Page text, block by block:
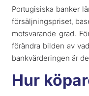
Portugisiska banker
försäljningspriset,
motsvarande grad.
förändra bilden av
bankvärderingen är
Hur